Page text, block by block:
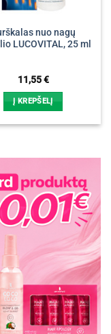
nuo nagų
LUCOVITAL, 25 ml
11,55€
Į KREPŠELĮ